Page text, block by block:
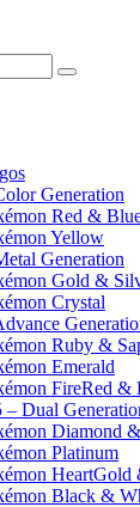
Generation
Red &
Yellow
Generation
Gold &
Crystal
Ruby &
Emerald
FireRed &
– Dual
Diamond
Platinum
HeartGold
Black &